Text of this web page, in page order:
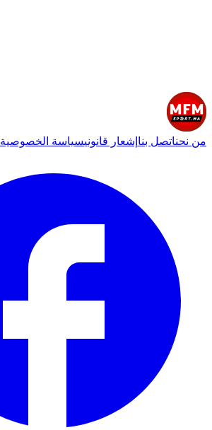
من نحناتصل بنا إشعار قانونيسياسة الخصوصية